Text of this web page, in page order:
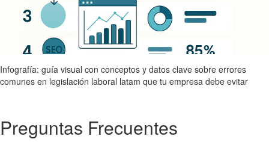
Infografía: guía visual con conceptos y datos clave sobre errores
comunes en legislación laboral latam que tu empresa debe evitar
Preguntas Frecuentes